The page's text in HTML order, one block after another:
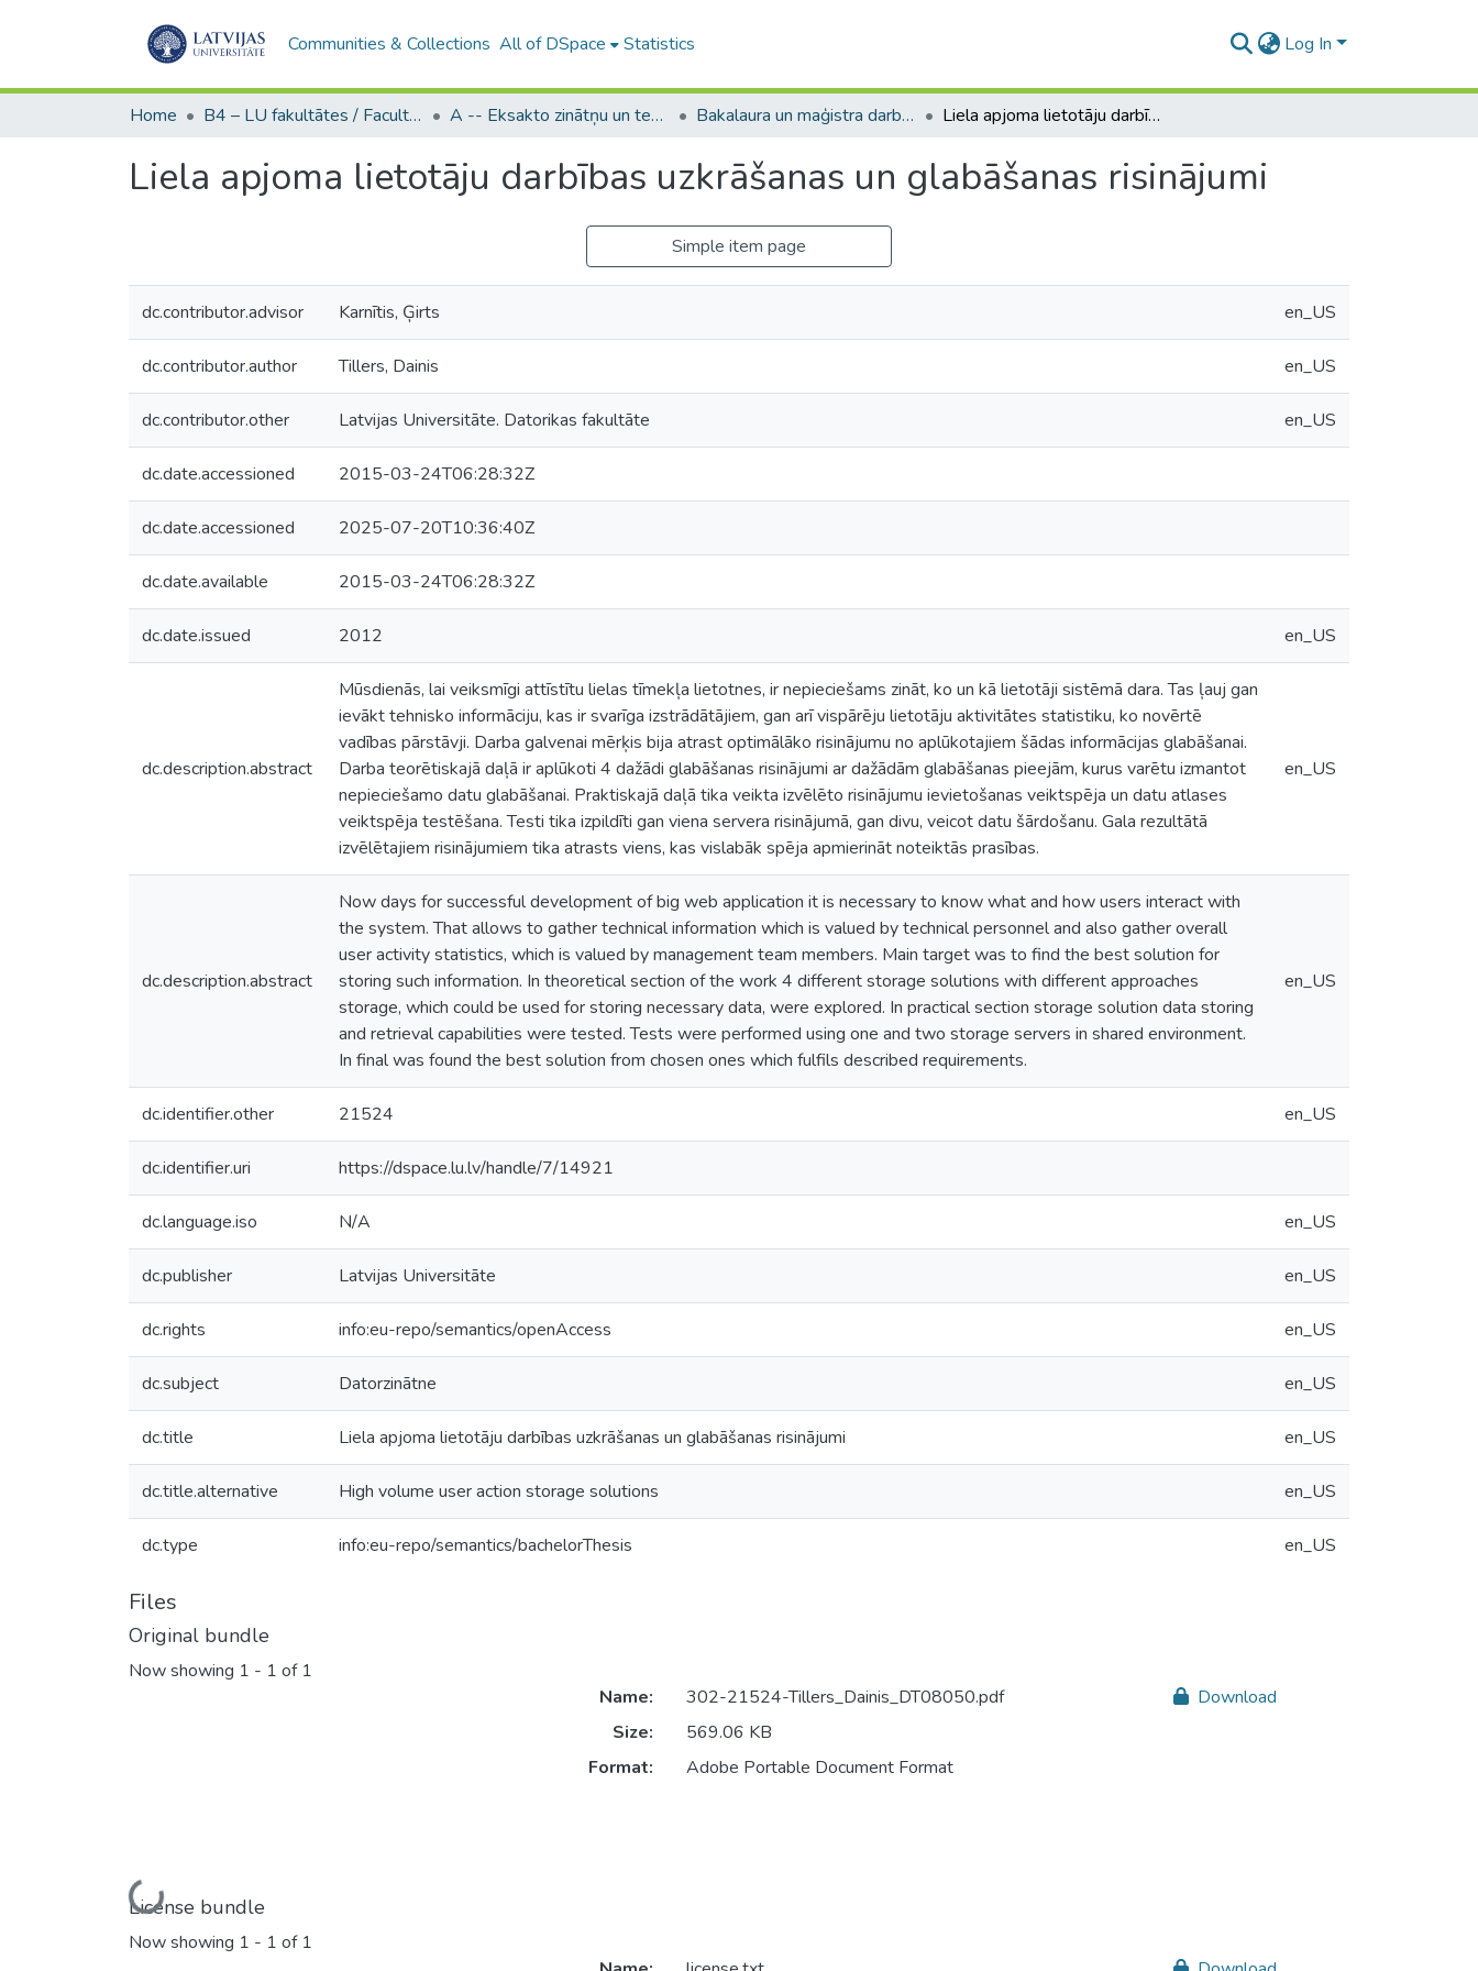
Communities & Collections All of DSpace Statistics Log In
Home B4 – LU fakultātes / Faculties of the UL A -- Eksakto zinātņu un tehnoloģiju fakultāte / Faculty of Science and Technology Bakalaura un maģistra darbi (EZTF) / Bachelor's and Master's theses Liela apjoma lietotāju darbības uzkrāšanas un glabāšanas risinājumi
Liela apjoma lietotāju darbības uzkrāšanas un glabāšanas risinājumi
Simple item page
dc.contributor.advisor Karnītis, Ģirts en_US
dc.contributor.author Tillers, Dainis en_US
dc.contributor.other Latvijas Universitāte. Datorikas fakultāte en_US
dc.date.accessioned 2015-03-24T06:28:32Z
dc.date.accessioned 2025-07-20T10:36:40Z
dc.date.available 2015-03-24T06:28:32Z
dc.date.issued 2012 en_US
dc.description.abstract
Mūsdienās, lai veiksmīgi attīstītu lielas tīmekļa lietotnes, ir nepieciešams zināt, ko un kā lietotāji sistēmā dara. Tas ļauj gan
ievākt tehnisko informāciju, kas ir svarīga izstrādātājiem, gan arī vispārēju lietotāju aktivitātes statistiku, ko novērtē
vadības pārstāvji. Darba galvenai mērķis bija atrast optimālāko risinājumu no aplūkotajiem šādas informācijas glabāšanai.
Darba teorētiskajā daļā ir aplūkoti 4 dažādi glabāšanas risinājumi ar dažādām glabāšanas pieejām, kurus varētu izmantot
nepieciešamo datu glabāšanai. Praktiskajā daļā tika veikta izvēlēto risinājumu ievietošanas veiktspēja un datu atlases
veiktspēja testēšana. Testi tika izpildīti gan viena servera risinājumā, gan divu, veicot datu šārdošanu. Gala rezultātā
izvēlētajiem risinājumiem tika atrasts viens, kas vislabāk spēja apmierināt noteiktās prasības.
en_US
dc.description.abstract
Now days for successful development of big web application it is necessary to know what and how users interact with
the system. That allows to gather technical information which is valued by technical personnel and also gather overall
user activity statistics, which is valued by management team members. Main target was to find the best solution for
storing such information. In theoretical section of the work 4 different storage solutions with different approaches
storage, which could be used for storing necessary data, were explored. In practical section storage solution data storing
and retrieval capabilities were tested. Tests were performed using one and two storage servers in shared environment.
In final was found the best solution from chosen ones which fulfils described requirements.
en_US
dc.identifier.other 21524 en_US
dc.identifier.uri https://dspace.lu.lv/handle/7/14921
dc.language.iso N/A en_US
dc.publisher Latvijas Universitāte en_US
dc.rights info:eu-repo/semantics/openAccess en_US
dc.subject Datorzinātne en_US
dc.title Liela apjoma lietotāju darbības uzkrāšanas un glabāšanas risinājumi en_US
dc.title.alternative High volume user action storage solutions en_US
dc.type info:eu-repo/semantics/bachelorThesis en_US
Files
Original bundle
Now showing 1 - 1 of 1
Loading...
Name:
302-21524-Tillers_Dainis_DT08050.pdf
Size:
569.06 KB
Format:
Adobe Portable Document Format
Download
License bundle
Now showing 1 - 1 of 1